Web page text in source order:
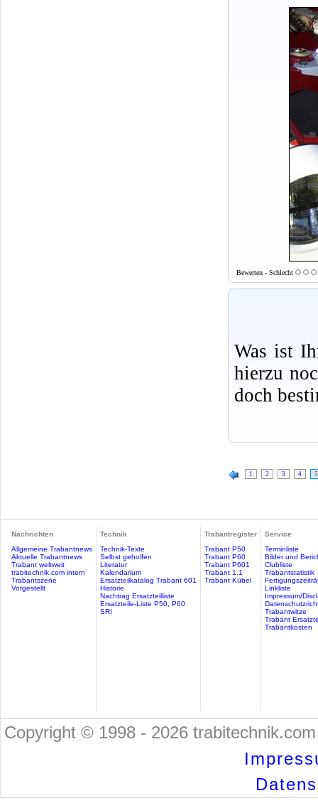
Bewerten - Schlecht
Was ist
hierzu
doch
1 2 3 4 5
Nachrichten
Allgemeine Trabantnews
Aktuelle Trabantnews
Trabant weltweit
trabitechnik.com intern
Trabantszene
Vorgestellt
Technik
Technik-Texte
Selbst geholfen
Literatur
Kalendarium
Ersatzteilkatalog Trabant 601
Historie
Nachtrag Ersatzteilliste
Ersatzteile-Liste P50, P60
SRI
Trabantregister
Trabant P50
Trabant P60
Trabant P601
Trabant 1.1
Trabant Kübel
Service
Terminliste
Bilder und
Clubliste
Trabantstatistik
Linkliste
Impressum/
Trabantwitze
Trabant
Trabantkosten
Copyright © 1998 - 2026